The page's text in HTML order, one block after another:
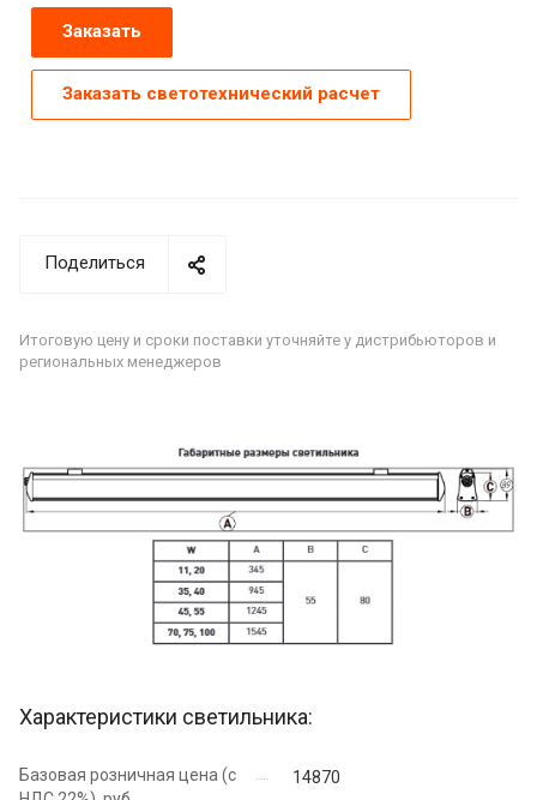
Заказать
Заказать светотехнический расчет
Поделиться
Итоговую цену и сроки поставки уточняйте у дистрибьюторов и
региональных менеджеров
Характеристики светильника:
Базовая розничная цена (с
14870